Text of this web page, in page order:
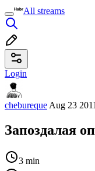
All streams
Login
chebureque Aug 23
Запоздалая
3 min